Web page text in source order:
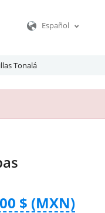
Español
Tonalá
$ (MXN)